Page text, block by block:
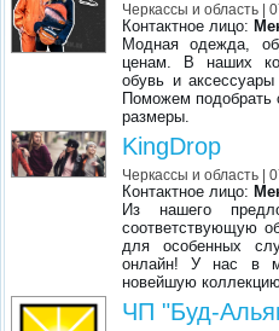
Черкассы и область|
Контактное лицо:
Модная одежда,
ценам. В наших
обувь и
Поможем подобрать
размеры.
KingDrop
Черкассы и область|
Контактное лицо:
Из нашего
соответствующую
для особенных
онлайн! У нас в
новейшую
ЧП "Буд-